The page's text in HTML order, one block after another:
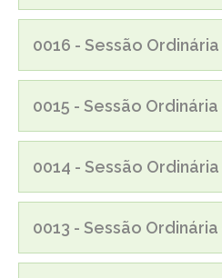
0016 - Sessão
0015 - Sessão
0014 - Sessão
0013 - Sessão